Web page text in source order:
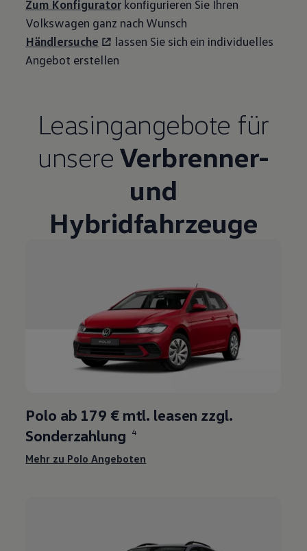
Zum Konfiguratorkonfigurieren Sie Ihren
Volkswagen ganz nach Wunsch
Händlersuche
lassen Sie sich ein individuelles
Angebot erstellen
Leasingangebote für
unsere Verbrenner-
und
Hybridfahrzeuge
Polo ab 179 €mtl. leasen zzgl.
Sonderzahlung
4
Mehr zu Polo Angeboten